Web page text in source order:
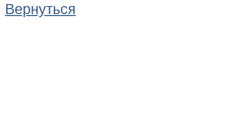
Вернуться